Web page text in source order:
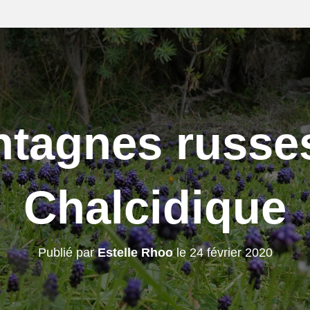
Chalcidique
Publié parEstelle Rhoole24 février 2020